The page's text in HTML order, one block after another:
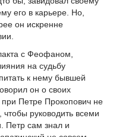
его в карьере. Но,
он искренне
с Феофаном,
на судьбу
к нему бывшей
он о своих
Петре Прокопович не
руководить всеми
Петр сам знал и